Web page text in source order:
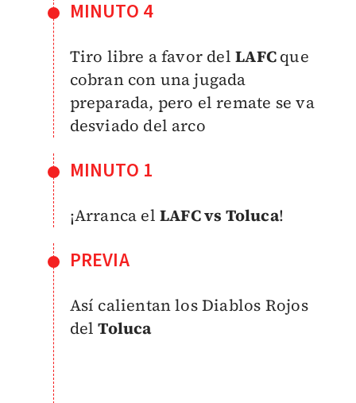
MINUTO 4
Tiro libre a favor delLAFCque
cobran con una jugada
preparada, pero el remate se va
desviado del arco
MINUTO 1
¡Arranca el LAFC vs Toluca!
PREVIA
Así calientan los Diablos Rojos
delToluca